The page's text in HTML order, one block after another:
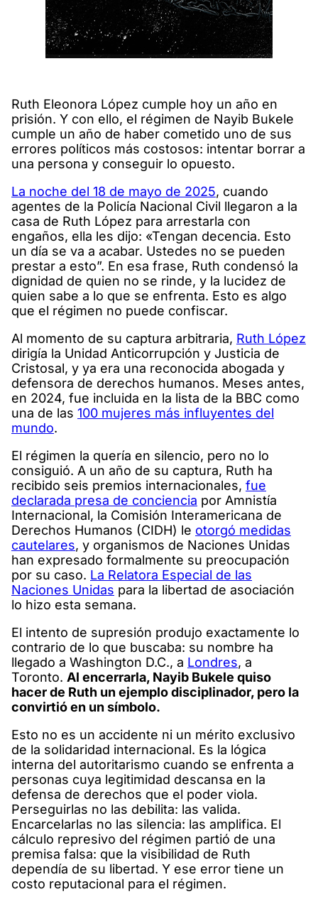
Ruth Eleonora López cumple hoy un año en
prisión. Y con ello, el régimen de Nayib Bukele
cumple un año de haber cometido uno de sus
errores políticos más costosos: intentar borrar a
una persona y conseguir lo opuesto.
La noche del 18 de mayo de 2025, cuando
agentes de la Policía Nacional Civil llegaron a la
casa de Ruth López para arrestarla con
engaños, ella les dijo: «Tengan decencia. Esto
un día se va a acabar. Ustedes no se pueden
prestar a esto”. En esa frase, Ruth condensó la
dignidad de quien no se rinde, y la lucidez de
quien sabe a lo que se enfrenta. Esto es algo
que el régimen no puede confiscar.
Al momento de su captura arbitraria, Ruth López
dirigía la Unidad Anticorrupción y Justicia de
Cristosal, y ya era una reconocida abogada y
defensora de derechos humanos. Meses antes,
en 2024, fue incluida en la lista de la BBC como
una de las 100 mujeres más influyentes del
mundo.
El régimen la quería en silencio, pero no lo
consiguió. A un año de su captura, Ruth ha
recibido seis premios internacionales, fue
declarada presa de conciencia por Amnistía
Internacional, la Comisión Interamericana de
Derechos Humanos (CIDH) le otorgó medidas
cautelares, y organismos de Naciones Unidas
han expresado formalmente su preocupación
por su caso. La Relatora Especial de las
Naciones Unidas para la libertad de asociación
lo hizo esta semana.
El intento de supresión produjo exactamente lo
contrario de lo que buscaba: su nombre ha
llegado a Washington D.C., a Londres, a
Toronto. Al encerrarla, Nayib Bukele quiso
hacer de Ruth un ejemplo disciplinador, pero la
convirtió en un símbolo.
Esto no es un accidente ni un mérito exclusivo
de la solidaridad internacional. Es la lógica
interna del autoritarismo cuando se enfrenta a
personas cuya legitimidad descansa en la
defensa de derechos que el poder viola.
Perseguirlas no las debilita: las valida.
Encarcelarlas no las silencia: las amplifica. El
cálculo represivo del régimen partió de una
premisa falsa: que la visibilidad de Ruth
dependía de su libertad. Y ese error tiene un
costo reputacional para el régimen.